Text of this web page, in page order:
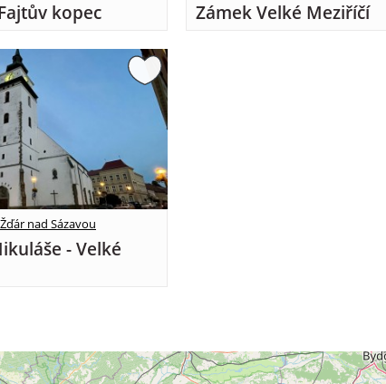
kopec Zámek Velké Meziříčí
Žďár nad Sázavou
- Velké